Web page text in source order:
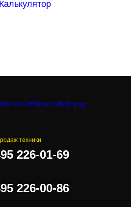
техники
226-01-69
226-00-86